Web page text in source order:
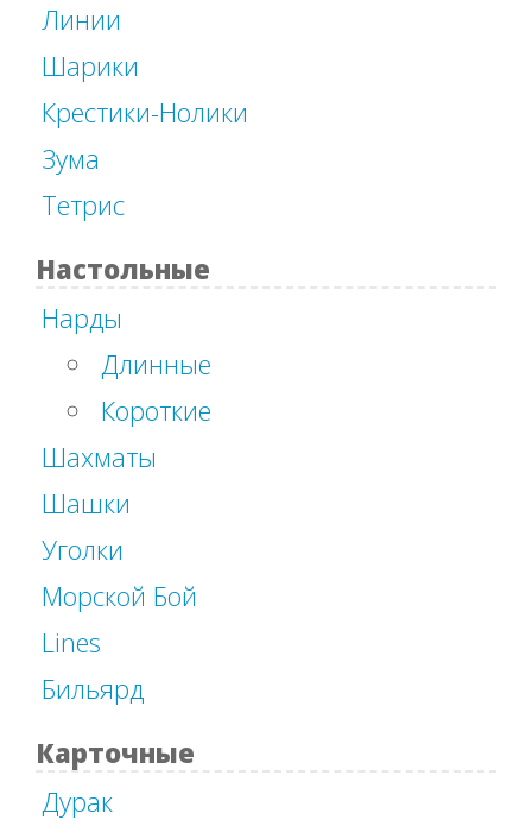
Линии
Шарики
Крестики-Нолики
Зума
Тетрис
Настольные
Нарды
Длинные
Короткие
Шахматы
Шашки
Уголки
Морской Бой
Lines
Бильярд
Карточные
Дурак